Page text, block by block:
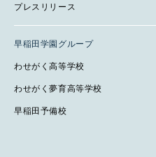
プレスリリース
早稲田学園グループ
わせがく高等学校
わせがく夢育高等学校
早稲田予備校